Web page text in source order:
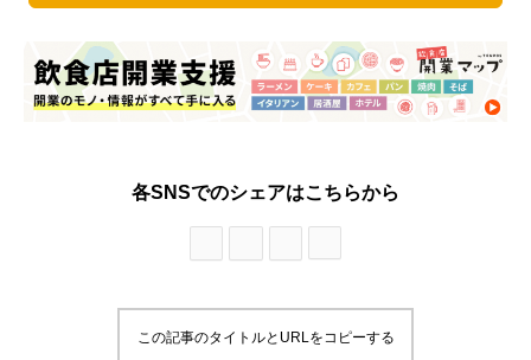
各SNSでのシェアはこちらから
この記事のタイトルとURLをコピーする